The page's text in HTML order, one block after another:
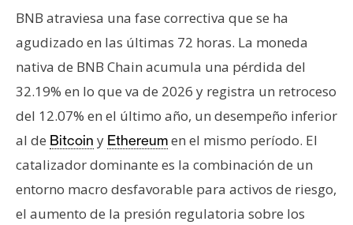
y
P
u
b
l
i
c
i
d
BNB atraviesa una fase correctiva que se ha
agudizado en las últimas 72 horas. La moneda
nativa de BNB Chain acumula una pérdida del
32.19% en lo que va de 2026 y registra un retroceso
del 12.07% en el último año, un desempeño inferior
al de Bitcoin y Ethereumen el mismo período. El
catalizador dominante es la combinación de un
entorno macro desfavorable para activos de riesgo,
el aumento de la presión regulatoria sobre los